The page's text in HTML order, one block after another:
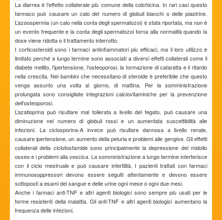
La diarrea è l’effetto collaterale più comune della colchicina. In rari casi questo
farmaco può causare un calo del numero di globuli bianchi o delle piastrine.
L’azoospermia (un calo nella conta degli spermatozoi) è stata riportata, ma non è
un evento frequente e la conta degli spermatozoi torna alla normalità quando la
dose viene ridotta o il trattamento interrotto.
I corticosteroidi sono i farmaci antinfiammatori più efficaci, ma il loro utilizzo è
limitato perché a lungo termine sono associati a diversi effetti collaterali come il
diabete mellito, l’ipertensione, l’osteoporosi, la formazione di cataratta e il ritardo
nella crescita. Nei bambini che necessitano di steroide è preferibile che questo
venga assunto una volta al giorno, di mattina. Per la somministrazione
prolungata sono consigliate integrazioni calciovitaminiche per la prevenzione
dell’osteoporosi.
L’azatioprina può risultare mal tollerata a livello del fegato, può causare una
diminuzione nel numero di globuli rossi e un aumentata suscettibilità alle
infezioni. La ciclosporina-A invece può risultare dannosa a livello renale,
causare ipertensione, un aumento della peluria e problemi alle gengive. Gli effetti
collaterali della ciclofosfamide sono principalmente la depressione del midollo
osseo e i problemi alla vescica. La somministrazione a lungo termine interferisce
con il ciclo mestruale e può causare infertilità. I pazienti trattati con farmaci
immunosoppressori devono essere seguiti attentamente e devono essere
sottoposti a esami del sangue e delle urine ogni mese o ogni due mesi.
Anche i farmaci anti-TNF e altri agenti biologici sono sempre più usati per le
forme resistenti della malattia. Gli anti-TNF e altri agenti biologici aumentano la
frequenza delle infezioni.